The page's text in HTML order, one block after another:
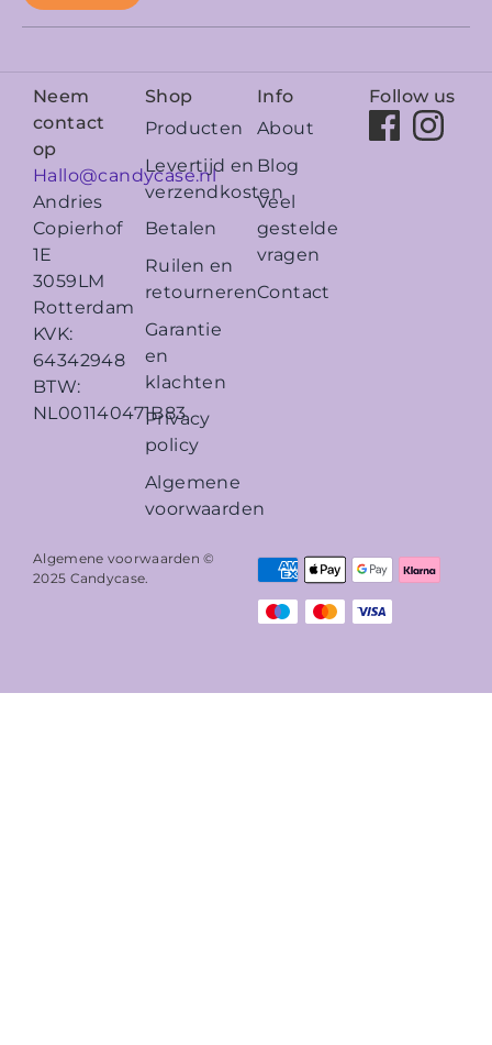
Neem
contact
op
Hallo@candycase.nl
Andries
Copierhof
1E
3059LM
Rotterdam
KVK:
64342948
BTW:
NL001140471B83
Shop
Producten
Levertijd en
verzendkosten
Betalen
Ruilen en
retourneren
Garantie
en
klachten
Privacy
policy
Algemene
voorwaarden
Info
About
Blog
Veel
gestelde
vragen
Contact
Follow us
Algemene voorwaarden ©
2025 Candycase.